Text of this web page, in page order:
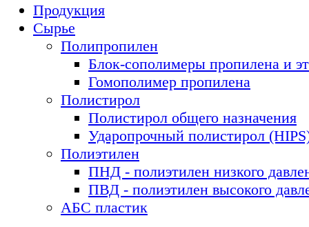
Продукция
Сырье
Полипропилен
Блок-сополимеры пропилена и
Гомополимер пропилена
Полистирол
Полистирол общего назначения
Ударопрочный полистирол
Полиэтилен
ПНД - полиэтилен низкого
ПВД - полиэтилен высокого
АБС пластик